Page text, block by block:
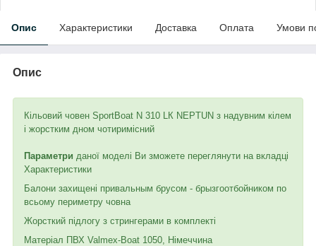
Опис Характеристики Доставка Оплата Умови
Опис
Кільовий човен SportBoat N 310 LК NEPTUN з надувним кілем
і жорстким дном чотиримісний
Параметри даної моделі Ви зможете переглянути на вкладці
Характеристики
Балони захищені привальным брусом - брызгоотбойником по
всьому периметру човна
Жорсткий підлогу з стрингерами в комплекті
Матеріал ПВХ Valmex-Boat 1050, Німеччина